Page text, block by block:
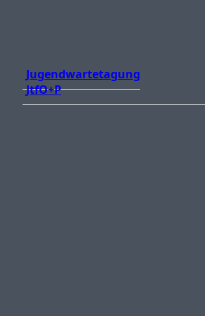
Jugendwartetagung
JtfO+P